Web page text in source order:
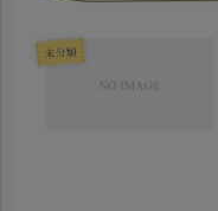
未分類